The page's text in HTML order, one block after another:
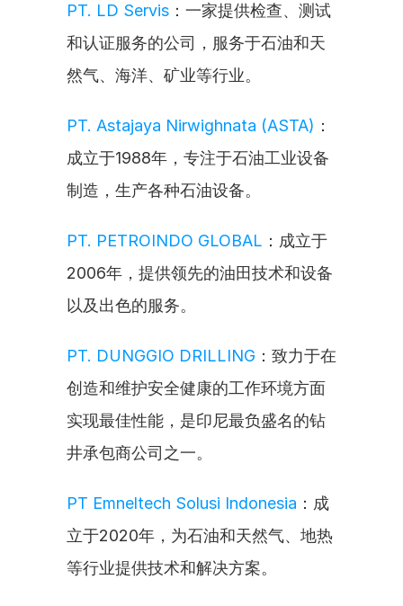
PT. LD Servis ：一家提供检查、测试
和认证服务的公司，服务于石油和天
然气、海洋、矿业等行业。
PT. Astajaya Nirwighnata (ASTA) ：
成立于1988年，专注于石油工业设备
制造，生产各种石油设备。
PT. PETROINDO GLOBAL ：成立于
2006年，提供领先的油田技术和设备
以及出色的服务。
PT. DUNGGIO DRILLING ：致力于在
创造和维护安全健康的工作环境方面
实现最佳性能，是印尼最负盛名的钻
井承包商公司之一。
PT Emneltech Solusi Indonesia ：成
立于2020年，为石油和天然气、地热
等行业提供技术和解决方案。